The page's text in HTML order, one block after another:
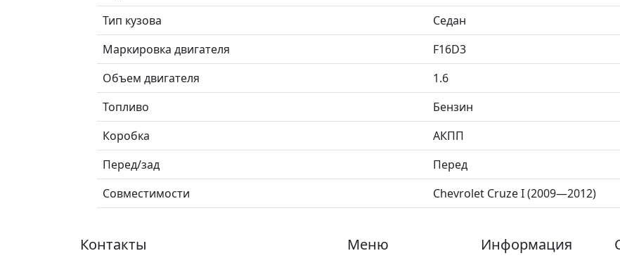
Тип кузова
Седан
Маркировка двигателя
F16D3
Объем двигателя
1.6
Топливо
Бензин
Коробка
АКПП
Перед/зад
Перед
Совместимости
Chevrolet Cruze I (2009—2012)
Контакты Меню Информация